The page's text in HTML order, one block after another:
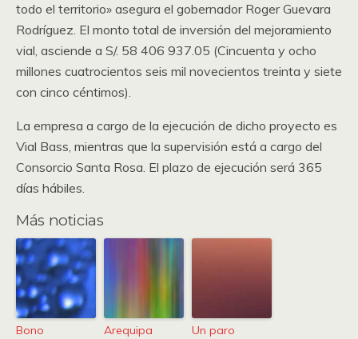
todo el territorio» asegura el gobernador Roger Guevara
Rodríguez. El monto total de inversión del mejoramiento
vial, asciende a S/. 58 406 937.05 (Cincuenta y ocho
millones cuatrocientos seis mil novecientos treinta y siete
con cinco céntimos).
La empresa a cargo de la ejecución de dicho proyecto es
Vial Bass, mientras que la supervisión está a cargo del
Consorcio Santa Rosa. El plazo de ejecución será 365
días hábiles.
Más noticias
Bono
Arequipa
Un paro